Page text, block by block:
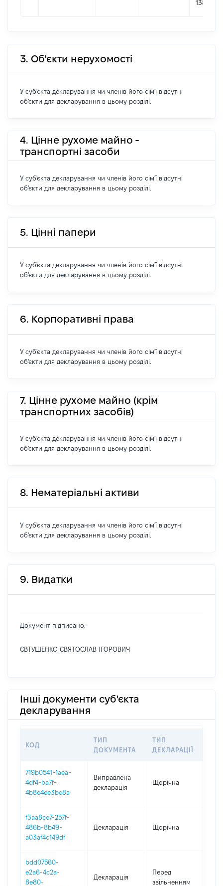
3. Об'єкти нерухомості
У суб'єкта декларування чи членів його сім'ї відсутні
об'єкти для декларування в цьому розділі.
4. Цінне рухоме майно -
транспортні засоби
У суб'єкта декларування чи членів його сім'ї відсутні
об'єкти для декларування в цьому розділі.
5. Цінні папери
У суб'єкта декларування чи членів його сім'ї відсутні
об'єкти для декларування в цьому розділі.
6. Корпоративні права
У суб'єкта декларування чи членів його сім'ї відсутні
об'єкти для декларування в цьому розділі.
7. Цінне рухоме майно (крім
транспортних засобів)
У суб'єкта декларування чи членів його сім'ї відсутні
об'єкти для декларування в цьому розділі.
8. Нематеріальні активи
У суб'єкта декларування чи членів його сім'ї відсутні
об'єкти для декларування в цьому розділі.
9. Видатки
Документ підписано:
ЄВТУШЕНКО СВЯТОСЛАВ ІГОРОВИЧ
Інші документи суб'єкта
декларування
КОД
ТИП
ДОКУМЕНТА
ТИП
ДЕКЛАРАЦІЇ
719b0541-1aea-
4df4-ba7f-
4b8e4ee3be8a
Виправлена
декларація
Щорічна
f3aa8ce7-257f-
486b-8b49-
a03af4c149df
Декларація Щорічна
bdd07560-
e2a6-4c2a-
8e80-
Декларація
Перед
звільненням